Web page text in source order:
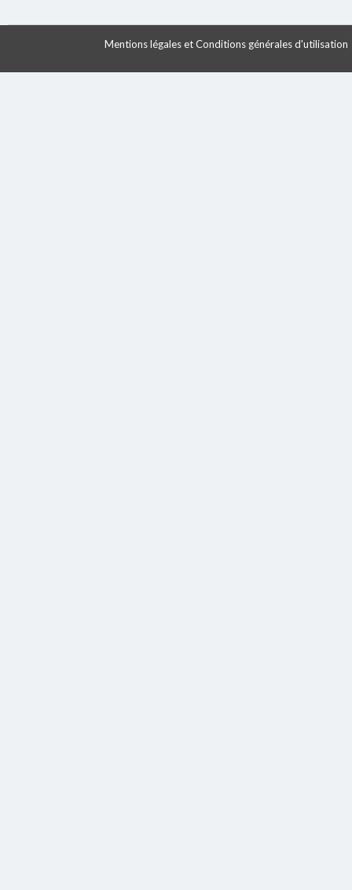
Mentions légales et Conditions générales d'utilisation